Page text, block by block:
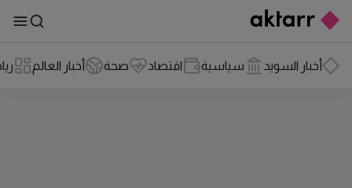
أخبار السويد سياسية اقتصاد صحة أخبار العالم